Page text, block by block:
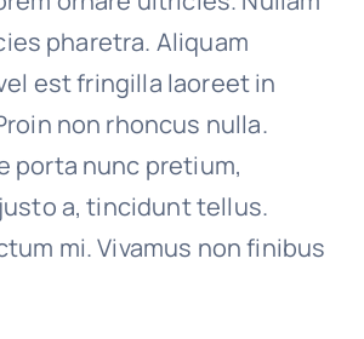
pharetra. Aliquam
est fringilla laoreet in
non rhoncus nulla.
porta nunc pretium,
a, tincidunt tellus.
mi. Vivamus non finibus